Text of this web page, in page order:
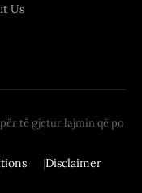
Us
të gjetur lajmin që po
Disclaimer